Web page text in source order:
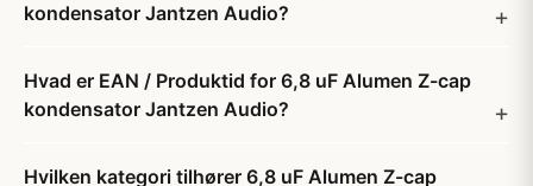
kondensator Jantzen Audio?
Hvad er EAN / Produktid for 6,8 uF Alumen Z-cap
kondensator Jantzen Audio?
Hvilken kategori tilhører 6,8 uF Alumen Z-cap